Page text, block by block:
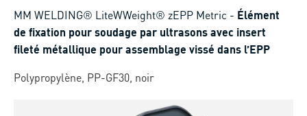
MM WELDING® LiteWWeight® zEPP Metric - Élément
de fixation pour soudage par ultrasons avec insert
fileté métallique pour assemblage vissé dans l’EPP
Polypropylène, PP-GF30, noir